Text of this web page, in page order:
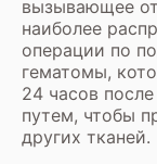
вызывающее
наиболее
операции по
гематомы,
24 часов
путем, чтобы
других тканей.